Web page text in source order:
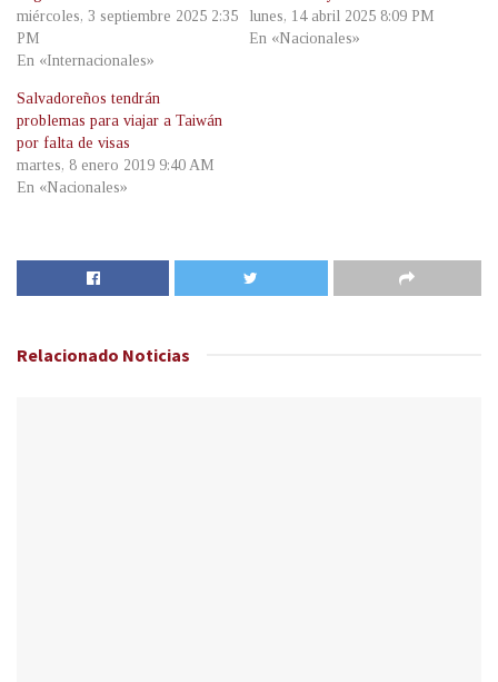
miércoles, 3 septiembre 2025 2:35
PM
En «Internacionales»
lunes, 14 abril 2025 8:09 PM
En «Nacionales»
Salvadoreños tendrán
problemas para viajar a Taiwán
por falta de visas
martes, 8 enero 2019 9:40 AM
En «Nacionales»
Relacionado Noticias